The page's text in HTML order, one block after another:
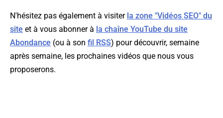
N'hésitez pas également à visiter la zone "Vidéos SEO" du
site et à vous abonner à la chaîne YouTube du site
Abondance (ou à son fil RSS) pour découvrir, semaine
après semaine, les prochaines vidéos que nous vous
proposerons.